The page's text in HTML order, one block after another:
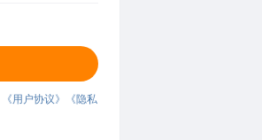
《用户协议》
《隐私